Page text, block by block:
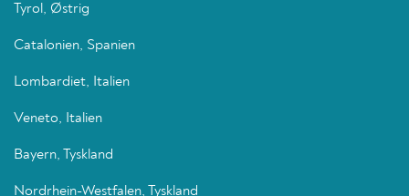
Tyrol, Østrig
Catalonien, Spanien
Lombardiet, Italien
Veneto, Italien
Bayern, Tyskland
Nordrhein-Westfalen, Tyskland